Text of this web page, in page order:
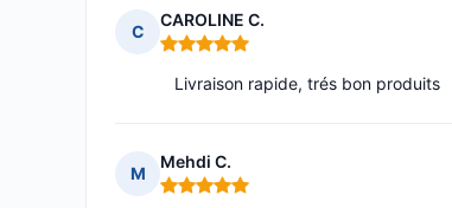
C
CAROLINE C.
Note : 5 sur 5
Livraison rapide, trés bon produits
M
Mehdi C.
Note : 5 sur 5